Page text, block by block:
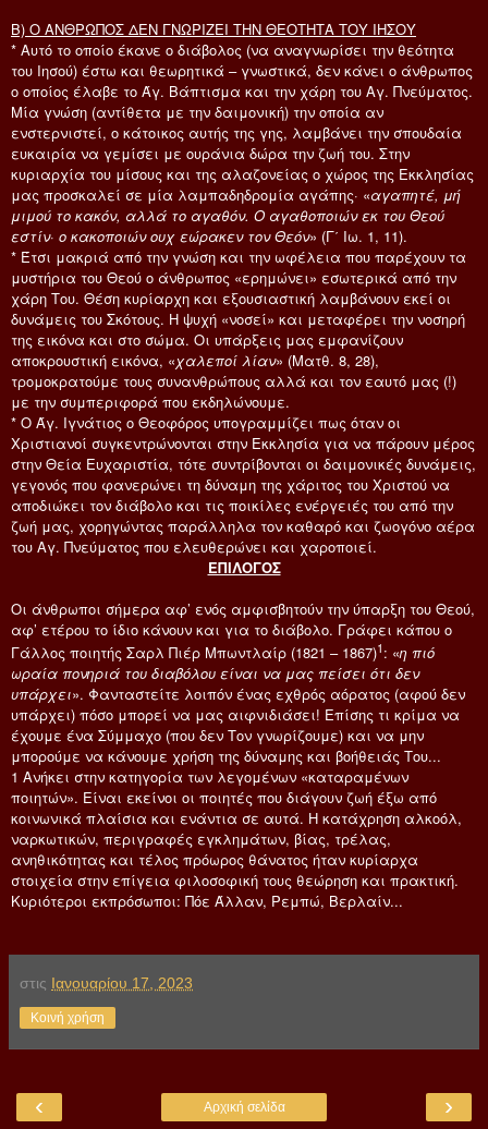
Β) Ο ΑΝΘΡΩΠΟΣ ΔΕΝ ΓΝΩΡΙΖΕΙ ΤΗΝ ΘΕΟΤΗΤΑ ΤΟΥ ΙΗΣΟΥ
* Αυτό το οποίο έκανε ο διάβολος (να αναγνωρίσει την θεότητα
του Ιησού) έστω και θεωρητικά – γνωστικά, δεν κάνει ο άνθρωπος
ο οποίος έλαβε το Άγ. Βάπτισμα και την χάρη του Αγ. Πνεύματος.
Μία γνώση (αντίθετα με την δαιμονική) την οποία αν
ενστερνιστεί, ο κάτοικος αυτής της γης, λαμβάνει την σπουδαία
ευκαιρία να γεμίσει με ουράνια δώρα την ζωή του. Στην
κυριαρχία του μίσους και της αλαζονείας ο χώρος της Εκκλησίας
μας προσκαλεί σε μία λαμπαδηδρομία αγάπης· «αγαπητέ, μή
μιμού το κακόν, αλλά το αγαθόν. Ο αγαθοποιών εκ του Θεού
εστίν· ο κακοποιών ουχ εώρακεν τον Θεόν» (Γ΄ Ιω. 1, 11).
* Έτσι μακριά από την γνώση και την ωφέλεια που παρέχουν τα
μυστήρια του Θεού ο άνθρωπος «ερημώνει» εσωτερικά από την
χάρη Του. Θέση κυρίαρχη και εξουσιαστική λαμβάνουν εκεί οι
δυνάμεις του Σκότους. Η ψυχή «νοσεί» και μεταφέρει την νοσηρή
της εικόνα και στο σώμα. Οι υπάρξεις μας εμφανίζουν
αποκρουστική εικόνα, «χαλεποί λίαν» (Ματθ. 8, 28),
τρομοκρατούμε τους συνανθρώπους αλλά και τον εαυτό μας (!)
με την συμπεριφορά που εκδηλώνουμε.
* Ο Άγ. Ιγνάτιος ο Θεοφόρος υπογραμμίζει πως όταν οι
Χριστιανοί συγκεντρώνονται στην Εκκλησία για να πάρουν μέρος
στην Θεία Ευχαριστία, τότε συντρίβονται οι δαιμονικές δυνάμεις,
γεγονός που φανερώνει τη δύναμη της χάριτος του Χριστού να
αποδιώκει τον διάβολο και τις ποικίλες ενέργειές του από την
ζωή μας, χορηγώντας παράλληλα τον καθαρό και ζωογόνο αέρα
του Αγ. Πνεύματος που ελευθερώνει και χαροποιεί.
ΕΠΙΛΟΓΟΣ
Οι άνθρωποι σήμερα αφ’ ενός αμφισβητούν την ύπαρξη του Θεού,
αφ’ ετέρου το ίδιο κάνουν και για το διάβολο. Γράφει κάπου ο
Γάλλος ποιητής Σαρλ Πιέρ Μπωντλαίρ (1821 – 1867)1 : «η πιό
ωραία πονηριά του διαβόλου είναι να μας πείσει ότι δεν
υπάρχει». Φανταστείτε λοιπόν ένας εχθρός αόρατος (αφού δεν
υπάρχει) πόσο μπορεί να μας αιφνιδιάσει! Επίσης τι κρίμα να
έχουμε ένα Σύμμαχο (που δεν Τον γνωρίζουμε) και να μην
μπορούμε να κάνουμε χρήση της δύναμης και βοήθειάς Του...
1 Ανήκει στην κατηγορία των λεγομένων «καταραμένων
ποιητών». Είναι εκείνοι οι ποιητές που διάγουν ζωή έξω από
κοινωνικά πλαίσια και ενάντια σε αυτά. Η κατάχρηση αλκοόλ,
ναρκωτικών, περιγραφές εγκλημάτων, βίας, τρέλας,
ανηθικότητας και τέλος πρόωρος θάνατος ήταν κυρίαρχα
στοιχεία στην επίγεια φιλοσοφική τους θεώρηση και πρακτική.
Κυριότεροι εκπρόσωποι: Πόε Άλλαν, Ρεμπώ, Βερλαίν...
στις Ιανουαρίου 17, 2023
Κοινή χρήση
‹ ›
Αρχική σελίδα